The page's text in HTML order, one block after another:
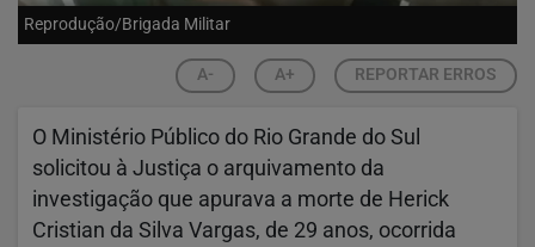
Reprodução/Brigada Militar
A- A+ REPORTAR ERROS
O Ministério Público do Rio Grande do Sul
solicitou à Justiça o arquivamento da
investigação que apurava a morte de Herick
Cristian da Silva Vargas, de 29 anos, ocorrida